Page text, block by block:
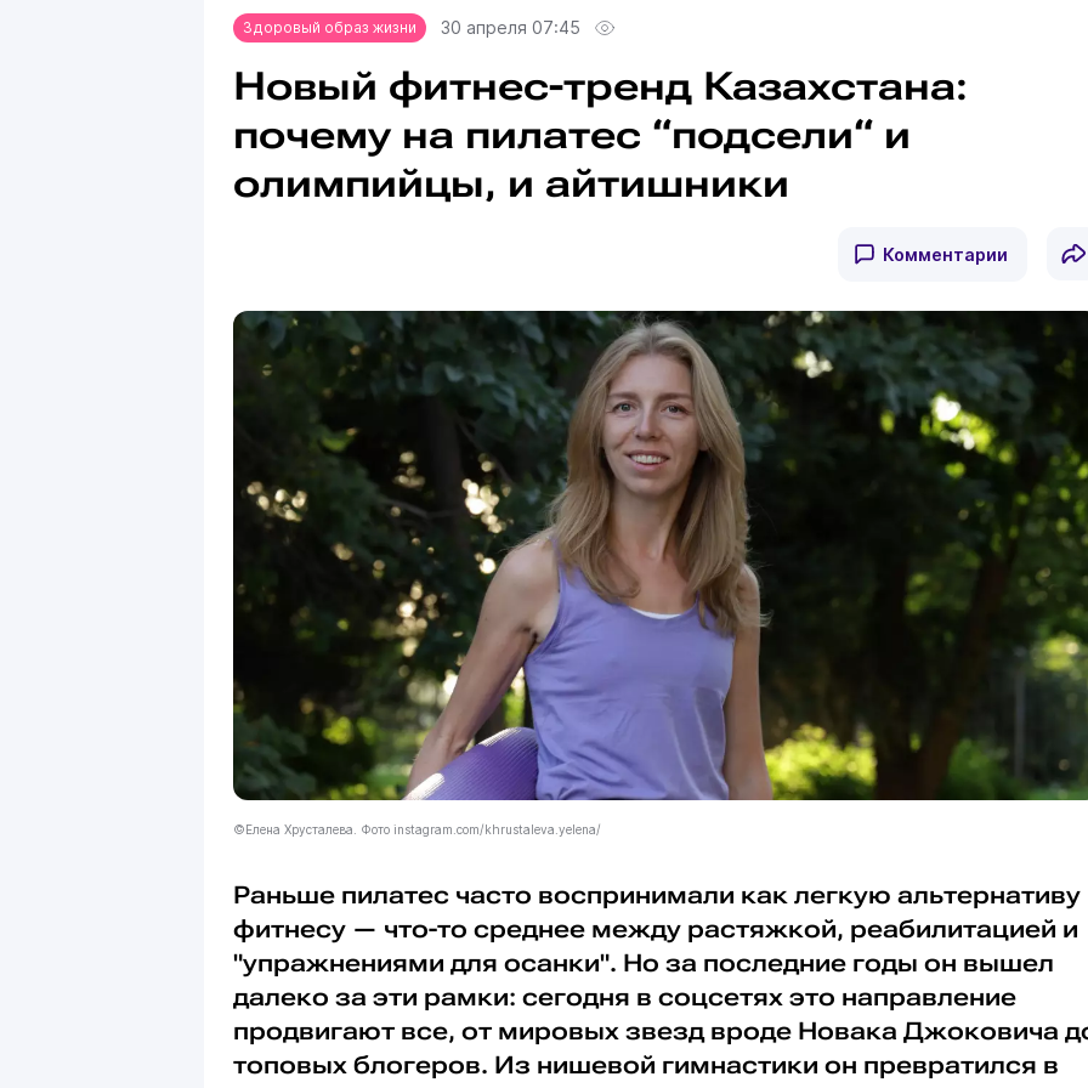
Здоровый образ жизни 30 апреля 07:45
Новый фитнес-тренд Казахстана:
почему на пилатес “подсели“ и
олимпийцы, и айтишники
Комментарии
©Елена Хрусталева. Фото instagram.com/khrustaleva.yelena/
Раньше пилатес часто воспринимали как легкую альтернативу
фитнесу — что-то среднее между растяжкой, реабилитацией и
"упражнениями для осанки". Но за последние годы он вышел
далеко за эти рамки: сегодня в соцсетях это направление
продвигают все, от мировых звезд вроде Новака Джоковича
топовых блогеров. Из нишевой гимнастики он превратился в